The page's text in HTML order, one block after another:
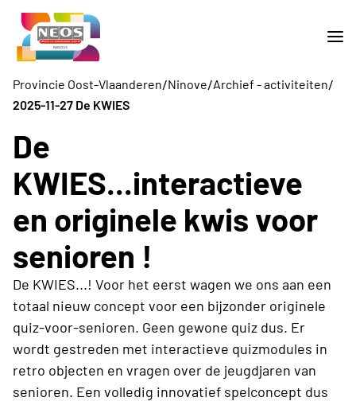
Provincie Oost-Vlaanderen/Ninove/Archief - activiteiten/
2025-11-27 De KWIES
De
KWIES...interactieve
en originele kwis voor
senioren !
De KWIES...! Voor het eerst wagen we ons aan een
totaal nieuw concept voor een bijzonder originele
quiz-voor-senioren. Geen gewone quiz dus. Er
wordt gestreden met interactieve quizmodules in
retro objecten en vragen over de jeugdjaren van
senioren. Een volledig innovatief spelconcept dus